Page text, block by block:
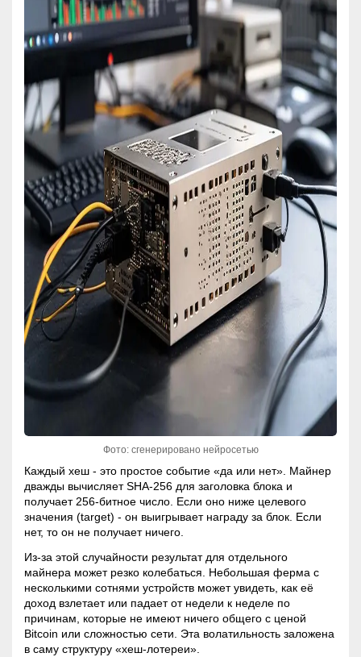
Фото: сгенерировано нейросетью
Каждый хеш - это простое событие «да или нет». Майнер
дважды вычисляет SHA-256 для заголовка блока и
получает 256-битное число. Если оно ниже целевого
значения (target) - он выигрывает награду за блок. Если
нет, то он не получает ничего.
Из-за этой случайности результат для отдельного
майнера может резко колебаться. Небольшая ферма с
несколькими сотнями устройств может увидеть, как её
доход взлетает или падает от недели к неделе по
причинам, которые не имеют ничего общего с ценой
Bitcoin или сложностью сети. Эта волатильность заложена
в саму структуру «хеш-лотереи».